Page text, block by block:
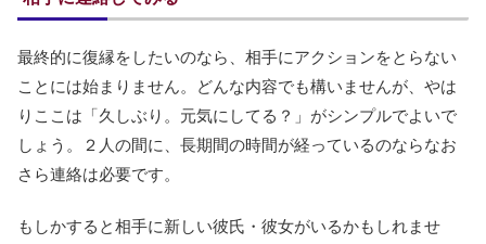
最終的に復縁をしたいのなら、相手にアクションをとらない
ことには始まりません。どんな内容でも構いませんが、やは
りここは「久しぶり。元気にしてる？」がシンプルでよいで
しょう。２人の間に、長期間の時間が経っているのならなお
さら連絡は必要です。
もしかすると相手に新しい彼氏・彼女がいるかもしれませ